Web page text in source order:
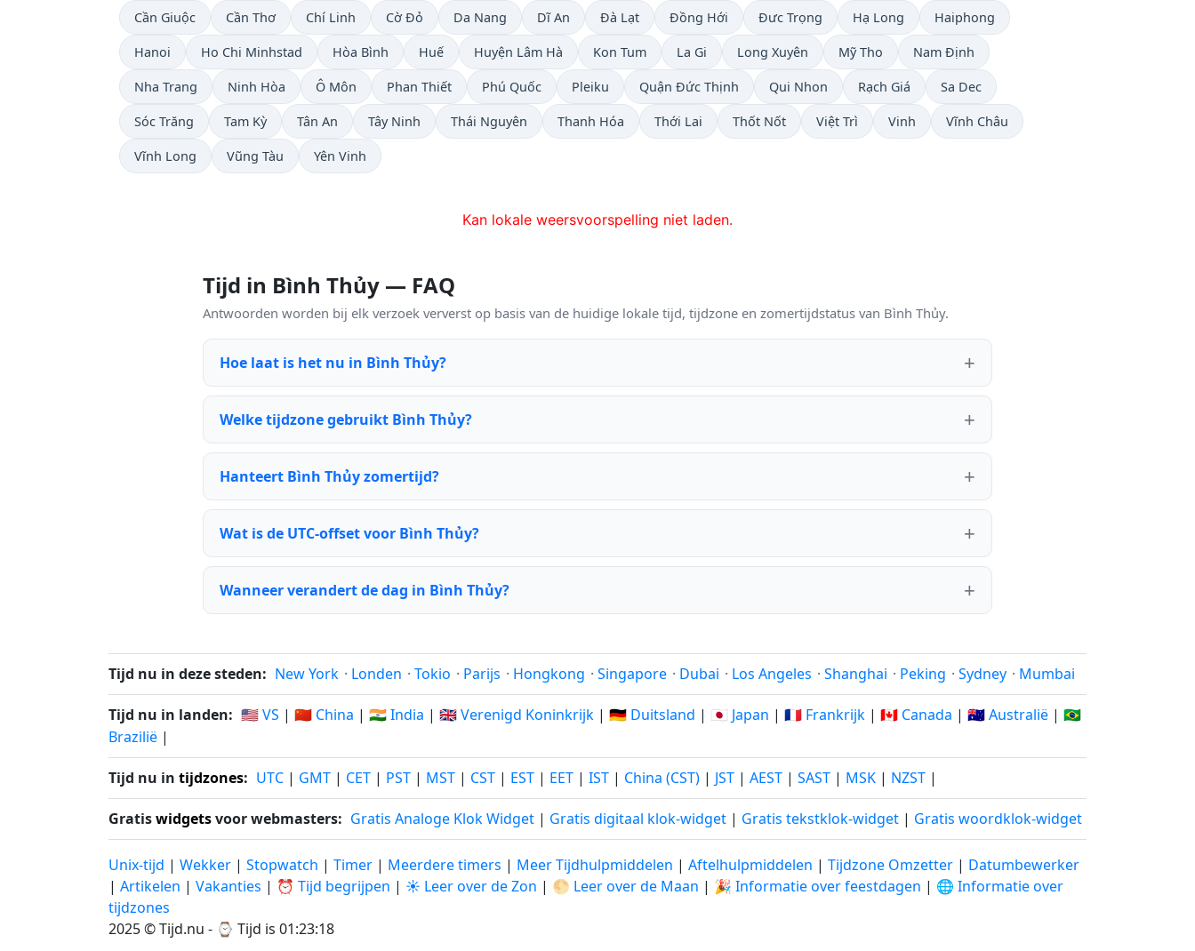
Cần Giuộc Cần Thơ Chí Linh Cờ Đỏ Da Nang Dĩ An Đà Lạt Đồng Hới Đưc Trọng Hạ Long Haiphong
Hanoi Ho Chi Minhstad Hòa Bình Huế Huyện Lâm Hà Kon Tum La Gi Long Xuyên Mỹ Tho Nam Định
Nha Trang Ninh Hòa Ô Môn Phan Thiết Phú Quốc Pleiku Quận Đức Thịnh Qui Nhon Rạch Giá Sa Dec
Sóc Trăng Tam Kỳ Tân An Tây Ninh Thái Nguyên Thanh Hóa Thới Lai Thốt Nốt Việt Trì Vinh Vĩnh Châu
Vĩnh Long Vũng Tàu Yên Vinh
Kan lokale weersvoorspelling niet laden.
Tijd in Bình Thủy — FAQ
Antwoorden worden bij elk verzoek ververst op basis van de huidige lokale tijd, tijdzone en zomertijdstatus van Bình Thủy.
Hoe laat is het nu in Bình Thủy?
Welke tijdzone gebruikt Bình Thủy?
Hanteert Bình Thủy zomertijd?
Wat is de UTC-offset voor Bình Thủy?
Wanneer verandert de dag in Bình Thủy?
Tijd nu in deze steden: New York · Londen · Tokio · Parijs · Hongkong · Singapore · Dubai · Los Angeles · Shanghai · Peking · Sydney · Mumbai
Tijd nu in landen: 🇺🇸 VS | 🇨🇳 China | 🇮🇳 India | 🇬🇧 Verenigd Koninkrijk | 🇩🇪 Duitsland | 🇯🇵 Japan | 🇫🇷 Frankrijk | 🇨🇦 Canada | 🇦🇺 Australië | 🇧🇷
Brazilië |
Tijd nu in tijdzones: UTC | GMT | CET | PST | MST | CST | EST | EET | IST | China (CST) | JST | AEST | SAST | MSK | NZST |
Gratiswidgetsvoor webmasters: Gratis Analoge Klok Widget | Gratis digitaal klok-widget | Gratis tekstklok-widget | Gratis woordklok-widget
Unix-tijd | Wekker | Stopwatch | Timer | Meerdere timers | Meer Tijdhulpmiddelen | Aftelhulpmiddelen | Tijdzone Omzetter | Datumbewerker
| Artikelen | Vakanties | ⏰ Tijd begrijpen | ☀️ Leer over de Zon | 🌕 Leer over de Maan | 🎉 Informatie over feestdagen | 🌐 Informatie over
tijdzones
2025 © Tijd.nu - ⌚ Tijd is 01:23:18